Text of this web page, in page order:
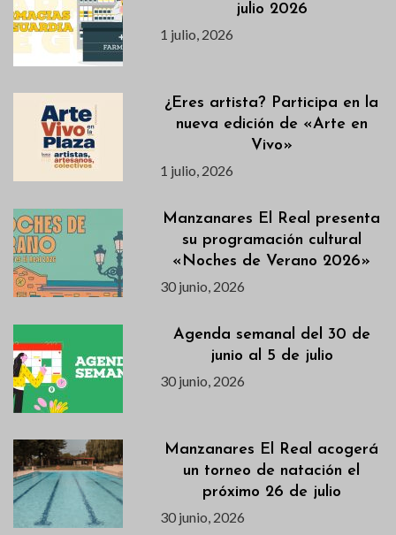
julio 2026
1 julio, 2026
¿Eres artista? Participa en la
nueva edición de «Arte en
Vivo»
1 julio, 2026
Manzanares El Real presenta
su programación cultural
«Noches de Verano 2026»
30 junio, 2026
Agenda semanal del 30 de
junio al 5 de julio
30 junio, 2026
Manzanares El Real acogerá
un torneo de natación el
próximo 26 de julio
30 junio, 2026